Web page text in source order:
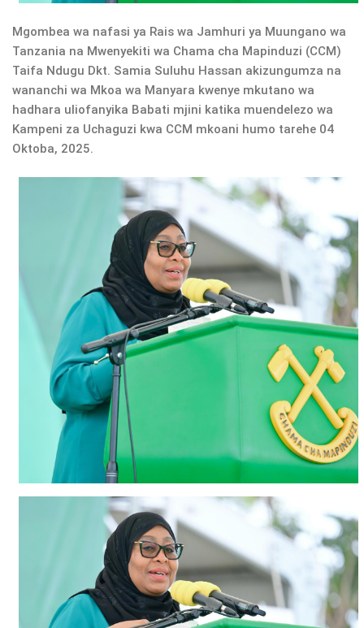
Mgombea wa nafasi ya Rais wa Jamhuri ya Muungano wa
Tanzania na Mwenyekiti wa Chama cha Mapinduzi (CCM)
Taifa Ndugu Dkt. Samia Suluhu Hassan akizungumza na
wananchi wa Mkoa wa Manyara kwenye mkutano wa
hadhara uliofanyika Babati mjini katika muendelezo wa
Kampeni za Uchaguzi kwa CCM mkoani humo tarehe 04
Oktoba, 2025.